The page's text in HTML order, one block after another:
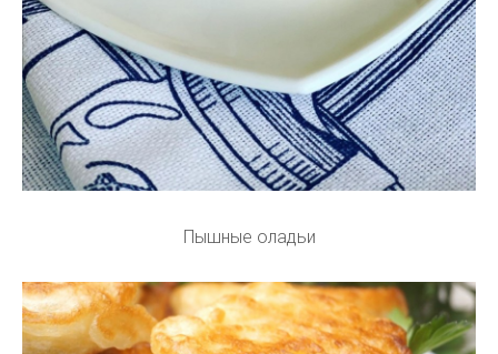
Пышные оладьи